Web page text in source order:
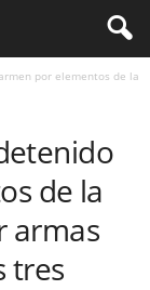
por elementos de la
de la
armas
tres